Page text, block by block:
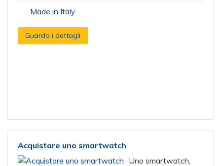
Made in Italy
Guarda i dettagli
Acquistare uno smartwatch
Uno smartwatch,